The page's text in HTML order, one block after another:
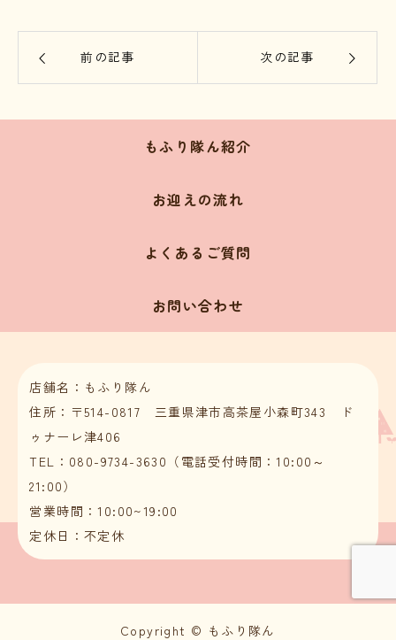
前の記事 次の記事
もふり隊ん紹介
お迎えの流れ
よくあるご質問
お問い合わせ
店舗名：もふり隊ん
住所：〒514-0817 三重県津市高茶屋小森町343 ド
ゥナーレ津406
TEL：080-9734-3630（電話受付時間：10:00～
21:00）
営業時間：10:00~19:00
定休日：不定休
Copyright © もふり隊ん